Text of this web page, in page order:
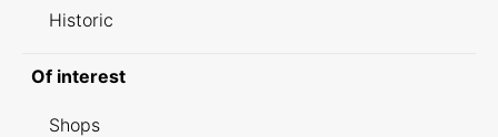
Historic
Of interest
Shops